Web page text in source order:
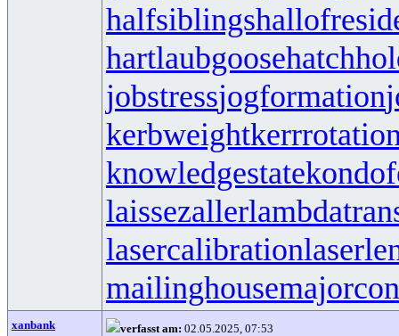
halfsiblings
hartlaubgoose
jobstressjogformation
kerbweight
knowledgestate
laissezaller
lasercalibration
mailinghouse
xanbank verfasst am: 02.05.2025, 07:53